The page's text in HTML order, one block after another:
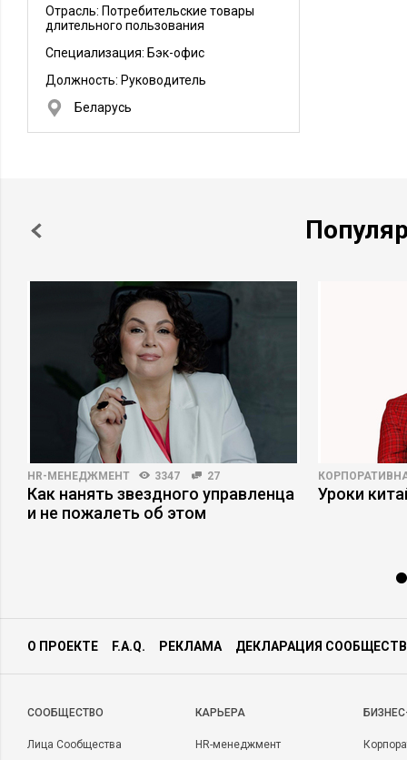
Отрасль: Потребительские товары
длительного пользования
Специализация: Бэк-офис
Должность: Руководитель
Беларусь
HR-МЕНЕДЖМЕНТ 3347 27
Как нанять звездного управленца
и не пожалеть об этом
Уроки
О ПРОЕКТЕ F.A.Q. РЕКЛАМА ДЕКЛАРАЦИЯ
CООБЩЕСТВО
Лица Сообщества
КАРЬЕРА
HR-менеджмент